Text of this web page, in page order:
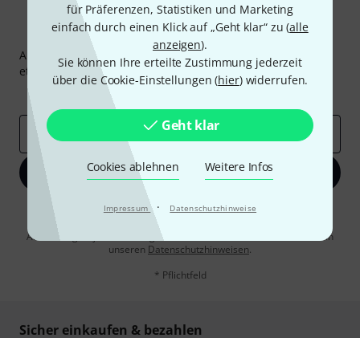
für Präferenzen, Statistiken und Marketing
einfach durch einen Klick auf „Geht klar“ zu (alle
anzeigen).
Sie können Ihre erteilte Zustimmung jederzeit
über die Cookie-Einstellungen (hier) widerrufen.
Geht klar
Cookies ablehnen Weitere Infos
Impressum · Datenschutzhinweise
Thomann Newsletter
Abonniere den Thomann Newsletter und gewinne mit
etwas Glück einen von 50 Gutscheinenüber jeweils50€
Inspirierende Beiträge
E-Mail-Adresse
Jetzt anmelden
Mit Klick auf „Jetzt anmelden“ stimmen Sie dem Erhalt von E-Mail-
Werbung und einer Messung des E-Mail-Nutzungsverhaltens zu. Die
Abmeldung ist jederzeit möglich. Weitere Informationen finden Sie in
unseren Datenschutzhinweisen.
* Pflichtfeld
Sicher einkaufen & bezahlen